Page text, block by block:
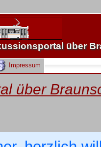
über
Impressum
über